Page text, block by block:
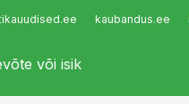
kaubandus.ee
Infopank